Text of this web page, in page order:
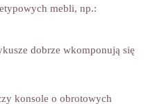
mebli, np.:
dobrze wkomponują się
konsole o obrotowych